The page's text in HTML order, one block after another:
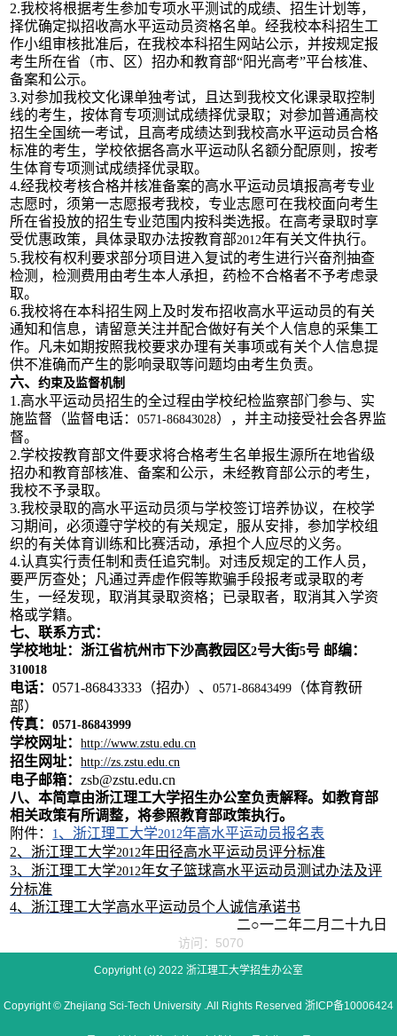
2.我校将根据考生参加专项水平测试的成绩、招生计划等，
择优确定拟招收高水平运动员资格名单。经我校本科招生工
作小组 审核批准后，在我校本科招生网站公示，并按规定报
考生所在省（市、区）招办和教育部“阳光高考”平台核准、
备案和公示。
3.对参加我校文化课单独考试，且达到我校文化课录取控制
线的考生，按体育专项测试成绩择优录取；对参加普通高校
招生全国统一考试，且高考成绩达到我校高水平运动员合格
标准的考生，学校依据各高水平运动队名额分配原则，按考
生体育专项测试成绩择优录取。
4.经我校考核合格并核准备案的高水平运动员填报高考专业
志愿时，须第一志愿报考我校，专业志愿可在我校面向考生
所在省投放的招生专业范围内按科类选报。在高考录取时享
受优惠政策，具体录取办法按教育部2012年有关文件执行。
5.我校有权利要求部分项目进入复试的考生进行兴奋剂抽查
检测，检测费用由考生本人承担，药检不合格者不予考虑录
取。
6.我校将在本科招生网上及时发布招收高水平运动员的有关
通知和信息，请留意关注并配合做好有关个人信息的采集工
作。凡未如期按照我校要求办理有关事项或有关个人信息提
供不准确而产生的影响录取等问题均由考生负责。
六、约束及监督机制
1.高水平运动员招生的全过程由学校纪检监察部门参与、实
施监督（监督电话：0571-86843028），并主动接受社会各界监
督。
2.学校按教育部文件要求将合格考生名单报生源所在地省级
招办和教育部核准、备案和公示，未经教育部公示的考生，
我校不予录取。
3.我校录取的高水平运动员须与学校签订培养协议，在校学
习期间，必须遵守学校的有关规定，服从安排，参加学校组
织的有关体育训练和比赛活动，承担个人应尽的义务。
4.认真实行责任制和责任追究制。对违反规定的工作人员，
要严厉查处；凡通过弄虚作假等欺骗手段报考或录取的考
生，一经发现，取消其录取资格；已录取者，取消其入学资
格或学籍。
七、联系方式：
学校地址：浙江省杭州市下沙高教园区2号大街5号 邮编：
310018
电话：0571-86843333 （招办）、0571-86843499 （体育教研
部）
传真：0571-86843999
学校网址：http://www.zstu.edu.cn
招生网址：http://zs.zstu.edu.cn
电子邮箱：zsb@zstu.edu.cn
八、本简章由浙江理工大学招生办公室负责解释。如教育部
相关政策有所调整，将参照教育部政策执行。
附件：
1、浙江理工大学2012年高水平运动员报名表
2、 浙江理工大学2012年田径高水平运动员评分标准
3、浙江理工大学2012年女子篮球高水平运动员测试办法及评
分标准
4、浙江理工大学高水平运动员个人诚信承诺书
二○一二年二月二十九日
访问：5070
Copyright (c) 2022 浙江理工大学招生办公室
Copyright © Zhejiang Sci-Tech University .All Rights Reserved 浙ICP备10006424